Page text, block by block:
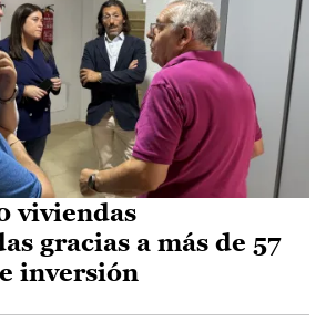
viviendas
gracias a más de 57
inversión